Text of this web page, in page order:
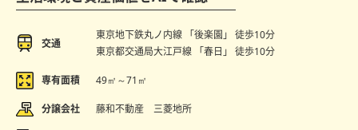
交通
東京地下鉄丸ノ内線 「後楽園」 徒歩10分
東京都交通局大江戸線 「春日」 徒歩10分
専有面積 49㎡～71㎡
分譲会社 藤和不動産 三菱地所